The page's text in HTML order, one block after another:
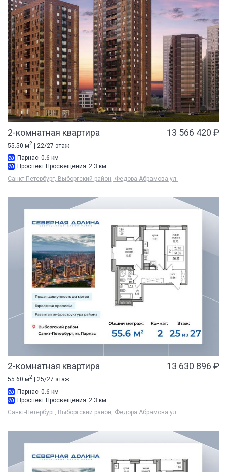
2-комнатная квартира 13 566 420 ₽
55.50 м2 | 22/27 этаж
Парнас 0.6 км
Проспект Просвещения 2.3 км
Санкт-Петербург, Выборгский район, Федора Абрамова ул.
2-комнатная квартира 13 630 896 ₽
55.60 м2
| 25/27 этаж
Парнас 0.6 км
Проспект Просвещения 2.3 км
Санкт-Петербург, Выборгский район, Федора Абрамова ул.